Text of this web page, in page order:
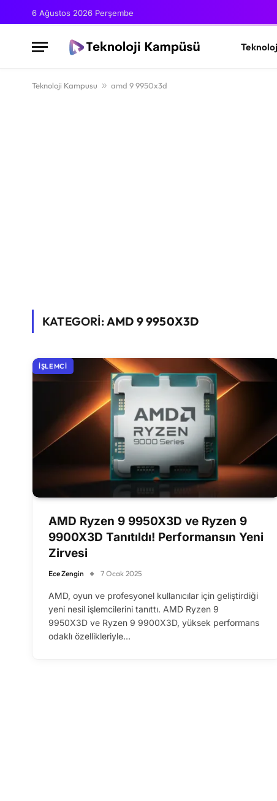
6 Ağustos 2026 Perşembe
Teknoloji Kampusu » amd 9 9950x3d
KATEGORİ:AMD 9 9950X3D
İŞLEMCI
AMD Ryzen 9 9950X3D ve Ryzen 9
9900X3D Tanıtıldı! Performansın Yeni
Zirvesi
Ece Zengin 7 Ocak 2025
AMD, oyun ve profesyonel kullanıcılar için geliştirdiği
yeni nesil işlemcilerini tanıttı. AMD Ryzen 9
9950X3D ve Ryzen 9 9900X3D, yüksek performans
odaklı özellikleriyle…